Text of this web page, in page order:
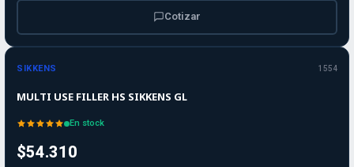
Cotizar
SIKKENS 1554
MULTI USE FILLER HS SIKKENS GL
En stock
$54.310